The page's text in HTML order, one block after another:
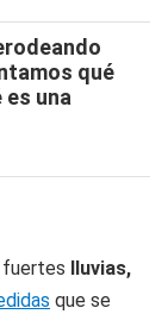
qué
una
fuertes lluvias,
que se